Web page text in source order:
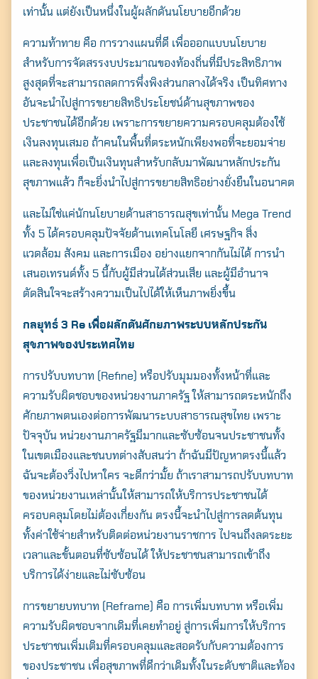
เท่านั้น แต่ยังเป็นหนึ่งในผู้ผลักดันนโยบายอีกด้วย
ความท้าทาย คือ การวางแผนที่ดี เพื่อออกแบบนโยบาย
สำหรับการจัดสรรงบประมาณของท้องถิ่นที่มีประสิทธิภาพ
สูงสุดที่จะสามารถลดการพึ่งพิงส่วนกลางได้จริง เป็นทิศทาง
อันจะนำไปสู่การขยายสิทธิประโยชน์ด้านสุขภาพของ
ประชาชนได้อีกด้วย เพราะการขยายความครอบคลุมต้องใช้
เงินลงทุนเสมอ ถ้าคนในพื้นที่ตระหนักเพียงพอที่จะยอมจ่าย
และลงทุนเพื่อเป็นเงินทุนสำหรับกลับมาพัฒนาหลักประกัน
สุขภาพแล้ว ก็จะยิ่งนำไปสู่การขยายสิทธิอย่างยั่งยืนในอนาคต
และไม่ใช่แค่นักนโยบายด้านสาธารณสุขเท่านั้น Mega Trend
ทั้ง 5 ได้ครอบคลุมปัจจัยด้านเทคโนโลยี เศรษฐกิจ สิ่ง
แวดล้อม สังคม และการเมือง อย่างแยกจากกันไม่ได้ การนำ
เสนอเทรนด์ทั้ง 5 นี้กับผู้มีส่วนได้ส่วนเสีย และผู้มีอำนาจ
ตัดสินใจจะสร้างความเป็นไปได้ให้เห็นภาพยิ่งขึ้น
กลยุทธ์ 3 Re เพื่อผลักดันศักยภาพระบบหลักประกัน
สุขภาพของประเทศไทย
การปรับบทบาท (Refine) หรือปรับมุมมองทั้งหน้าที่และ
ความรับผิดชอบของหน่วยงานภาครัฐ ให้สามารถตระหนักถึง
ศักยภาพตนเองต่อการพัฒนาระบบสาธารณสุขไทย เพราะ
ปัจจุบัน หน่วยงานภาครัฐมีมากและซับซ้อนจนประชาชนทั้ง
ในเขตเมืองและชนบทต่างสับสนว่า ถ้าฉันมีปัญหาตรงนี้แล้ว
ฉันจะต้องวิ่งไปหาใคร จะดีกว่ามั้ย ถ้าเราสามารถปรับบทบาท
ของหน่วยงานเหล่านั้นให้สามารถให้บริการประชาชนได้
ครอบคลุมโดยไม่ต้องเกี่ยงกัน ตรงนี้จะนำไปสู่การลดต้นทุน
ทั้งค่าใช้จ่ายสำหรับติดต่อหน่วยงานราชการ ไปจนถึงลดระยะ
เวลาและขั้นตอนที่ซับซ้อนได้ ให้ประชาชนสามารถเข้าถึง
บริการได้ง่ายและไม่ซับซ้อน
การขยายบทบาท (Reframe) คือ การเพิ่มบทบาท หรือเพิ่ม
ความรับผิดชอบจากเดิมที่เคยทำอยู่ สู่การเพิ่มการให้บริการ
ประชาชนเพิ่มเติมที่ครอบคลุมและสอดรับกับความต้องการ
ของประชาชน เพื่อสุขภาพที่ดีกว่าเดิมทั้งในระดับชาติและท้อง